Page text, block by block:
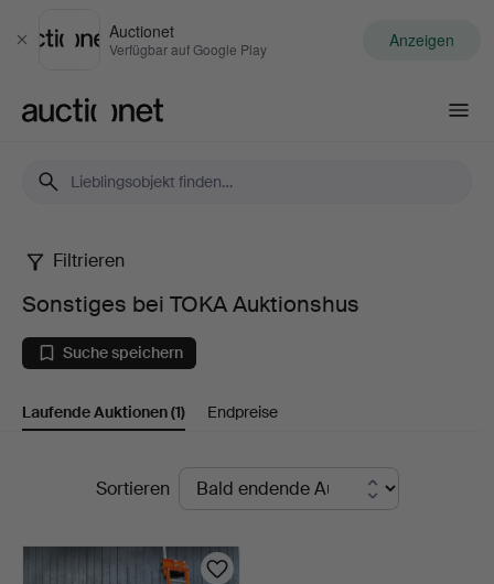
Schließen
Auctionet
Verfügbar auf Google Play Anzeigen
Sonstiges
bei
TOKA
Auktionshus
Filtrieren
Sonstiges bei TOKA Auktionshus
Suche speichern
Laufende Auktionen(1) Endpreise
LaufendeSortieren